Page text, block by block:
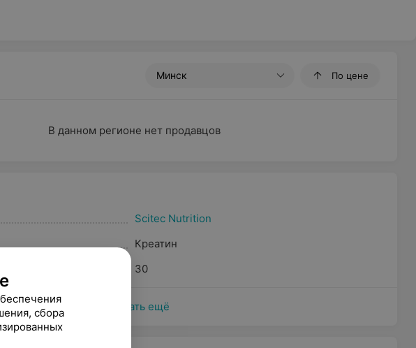
Минск По цене
В данном регионе нет продавцов
Scitec Nutrition
Креатин
30
Показать ещё
сбора